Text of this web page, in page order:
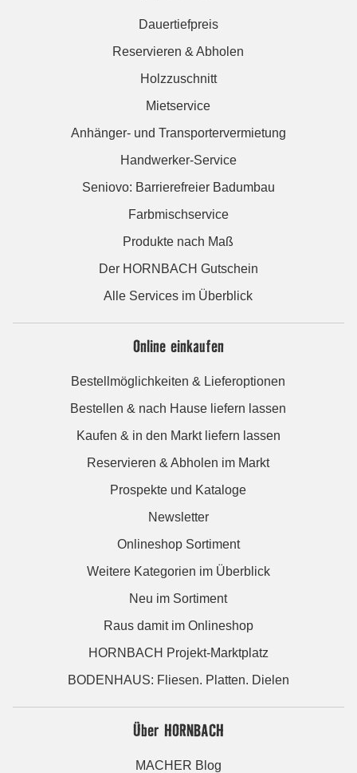
Dauertiefpreis
Reservieren & Abholen
Holzzuschnitt
Mietservice
Anhänger- und Transportervermietung
Handwerker-Service
Seniovo: Barrierefreier Badumbau
Farbmischservice
Produkte nach Maß
Der HORNBACH Gutschein
Alle Services im Überblick
Online einkaufen
Bestellmöglichkeiten & Lieferoptionen
Bestellen & nach Hause liefern lassen
Kaufen & in den Markt liefern lassen
Reservieren & Abholen im Markt
Prospekte und Kataloge
Newsletter
Onlineshop Sortiment
Weitere Kategorien im Überblick
Neu im Sortiment
Raus damit im Onlineshop
HORNBACH Projekt-Marktplatz
BODENHAUS: Fliesen. Platten. Dielen
Über HORNBACH
MACHER Blog